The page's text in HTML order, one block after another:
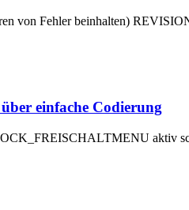
von Fehler beinhalten)
einfache Codierung
aktiv